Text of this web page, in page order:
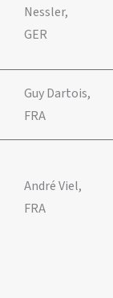
Nessler,
GER
Guy Dartois,
FRA
André Viel,
FRA